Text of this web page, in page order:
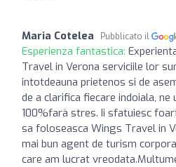
Maria Cotelea Pubblicato il
Esperienza fantastica:
Travel in Verona serviciile lor
intotdeauna prietenos si de
de a clarifica fiecare indoiala,
100%farà stres. Ii sfatuiesc
sa foloseasca Wings Travel in
mai bun agent de turism
care am lucrat